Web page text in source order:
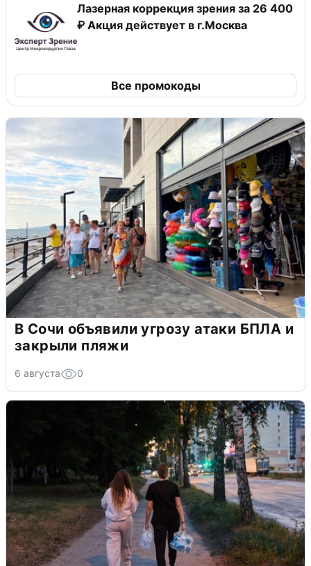
Лазерная коррекция зрения за 26 400
₽ Акция действует в г.Москва
Все промокоды
В Сочи объявили угрозу атаки БПЛА и
закрыли пляжи
6 августа 0